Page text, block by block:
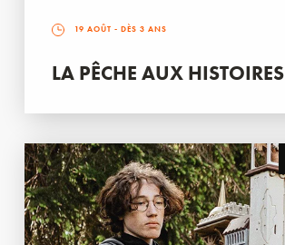
19 AOÛT - DÈS 3 ANS
LA PÊCHE AUX HISTOIRES